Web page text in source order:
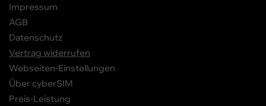
Impressum
AGB
Datenschutz
Vertrag widerrufen
Webseiten-Einstellungen
Über cyberSIM
Preis-Leistung